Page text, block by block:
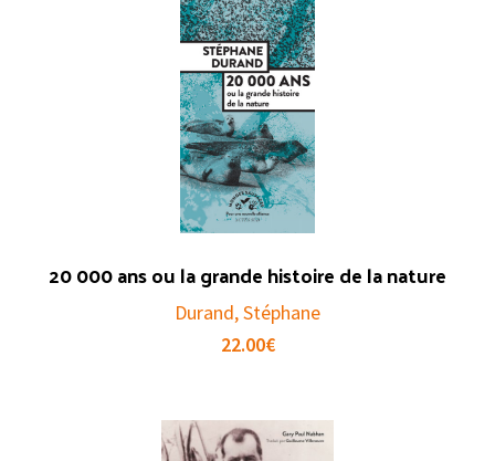
20 000 ans ou la grande histoire de la nature
Durand, Stéphane
22.00€